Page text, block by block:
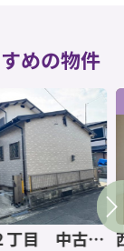
めの物件
丁目 中古一